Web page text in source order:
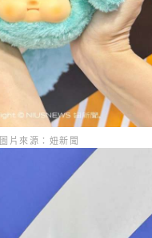
圖片來源：妞新聞